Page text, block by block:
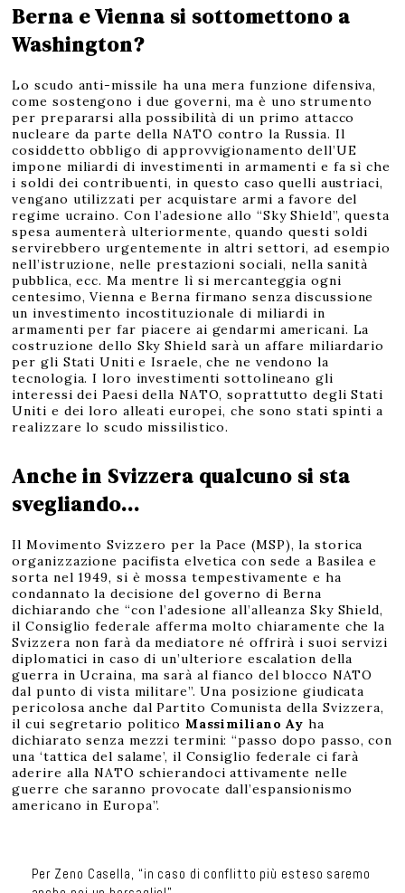
Berna e Vienna si sottomettono a
Washington?
Lo scudo anti-missile ha una mera funzione difensiva,
come sostengono i due governi, ma è uno strumento
per prepararsi alla possibilità di un primo attacco
nucleare da parte della NATO contro la Russia. Il
cosiddetto obbligo di approvvigionamento dell’UE
impone miliardi di investimenti in armamenti e fa sì che
i soldi dei contribuenti, in questo caso quelli austriaci,
vengano utilizzati per acquistare armi a favore del
regime ucraino. Con l’adesione allo “Sky Shield”, questa
spesa aumenterà ulteriormente, quando questi soldi
servirebbero urgentemente in altri settori, ad esempio
nell’istruzione, nelle prestazioni sociali, nella sanità
pubblica, ecc. Ma mentre lì si mercanteggia ogni
centesimo, Vienna e Berna firmano senza discussione
un investimento incostituzionale di miliardi in
armamenti per far piacere ai gendarmi americani. La
costruzione dello Sky Shield sarà un affare miliardario
per gli Stati Uniti e Israele, che ne vendono la
tecnologia. I loro investimenti sottolineano gli
interessi dei Paesi della NATO, soprattutto degli Stati
Uniti e dei loro alleati europei, che sono stati spinti a
realizzare lo scudo missilistico.
Anche in Svizzera qualcuno si sta
svegliando…
Il Movimento Svizzero per la Pace (MSP), la storica
organizzazione pacifista elvetica con sede a Basilea e
sorta nel 1949, si è mossa tempestivamente e ha
condannato la decisione del governo di Berna
dichiarando che “con l’adesione all’alleanza Sky Shield,
il Consiglio federale afferma molto chiaramente che la
Svizzera non farà da mediatore né offrirà i suoi servizi
diplomatici in caso di un’ulteriore escalation della
guerra in Ucraina, ma sarà al fianco del blocco NATO
dal punto di vista militare”. Una posizione giudicata
pericolosa anche dal Partito Comunista della Svizzera,
il cui segretario politico Massimiliano Ay ha
dichiarato senza mezzi termini: “passo dopo passo, con
una ‘tattica del salame’, il Consiglio federale ci farà
aderire alla NATO schierandoci attivamente nelle
guerre che saranno provocate dall’espansionismo
americano in Europa”.
Per Zeno Casella, “in caso di conflitto più esteso saremo